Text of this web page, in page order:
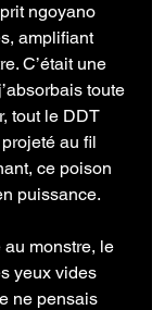
ngoyano
amplifiant
C’était une
toute
tout le DDT
au fil
ce poison
puissance.
monstre, le
yeux vides
ne pensais